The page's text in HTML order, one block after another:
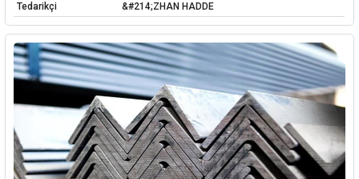
Tedarikçi
&#214;ZHAN HADDE